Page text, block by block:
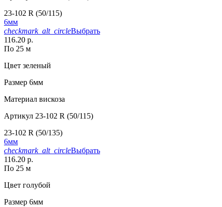
23-102 R (50/115)
6мм
checkmark_alt_circleВыбрать
116.20 р.
По 25 м
Цвет зеленый
Размер 6мм
Материал вискоза
Артикул 23-102 R (50/115)
23-102 R (50/135)
6мм
checkmark_alt_circleВыбрать
116.20 р.
По 25 м
Цвет голубой
Размер 6мм